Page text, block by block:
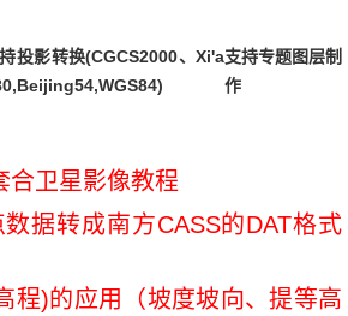
清
图分幅号
镇边界线
投影转换(CGCS2000、 Xi'a支持专题图层制
作
合卫星影像教程
数据转成南方CASS的DAT格式
程)的应用（坡度坡向、提等高